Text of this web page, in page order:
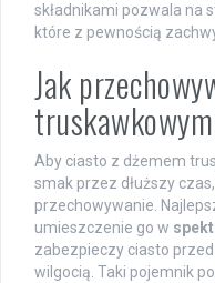
składnikami pozwala na
które z pewnością
Jak
Aby ciasto z dżemem
smak przez dłuższy
przechowywanie.
umieszczenie go w
zabezpieczy ciasto
wilgocią. Taki pojemnik